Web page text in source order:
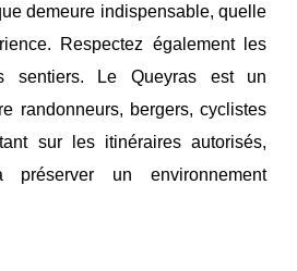
demeure indispensable, quelle
Respectez également les
sentiers.
Le Queyras est un
randonneurs, bergers, cyclistes
sur les itinéraires autorisés,
préserver un environnement